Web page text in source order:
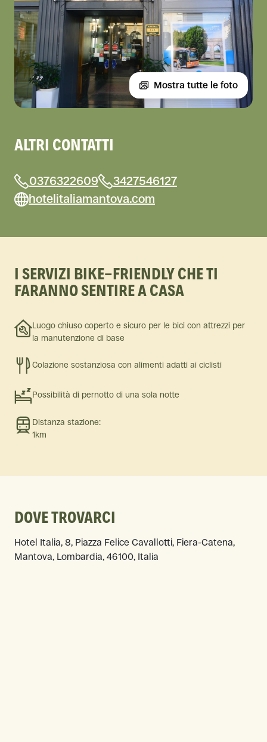
Mostra tutte le foto
ALTRI CONTATTI
0376322609
3427546127
hotelitaliamantova.com
I SERVIZI BIKE-FRIENDLY CHE TI
FARANNO SENTIRE A CASA
Luogo chiuso coperto e sicuro per le bici con attrezzi per
la manutenzione di base
Colazione sostanziosa con alimenti adatti ai ciclisti
Possibilità di pernotto di una sola notte
Distanza stazione:
1km
DOVE TROVARCI
Hotel Italia, 8, Piazza Felice Cavallotti, Fiera-Catena,
Mantova, Lombardia, 46100, Italia